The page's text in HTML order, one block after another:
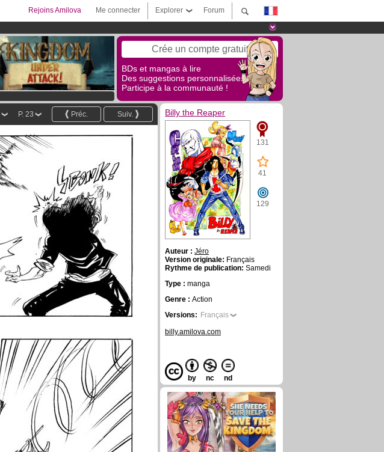
Forum
Explorer
Me connecter
Rejoins Amilova
Crée un compte gratuit
BDs et mangas à lire
Des suggestions personnalisées !
Participe à la communauté !
Suiv.
Préc.
P. 23 Billy the Reaper
131
41
129
Auteur : Jéro
Version originale: Français
Rythme de publication: Samedi
Type : manga
Genre : Action
Versions: Français
billy.amilova.com
by nc nd